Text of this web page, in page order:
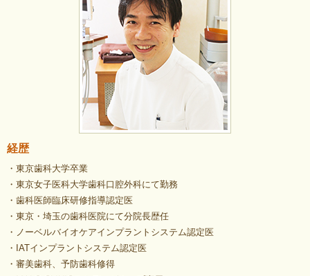
経歴
・東京歯科大学卒業
・東京女子医科大学歯科口腔外科にて勤務
・歯科医師臨床研修指導認定医
・東京・埼玉の歯科医院にて分院長歴任
・ノーベルバイオケアインプラントシステム認定医
・IATインプラントシステム認定医
・審美歯科、予防歯科修得